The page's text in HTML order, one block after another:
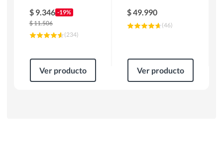
$ 9.346 -19%
$11.506
(234)
Ver producto
$49.990
(46)
Ver producto